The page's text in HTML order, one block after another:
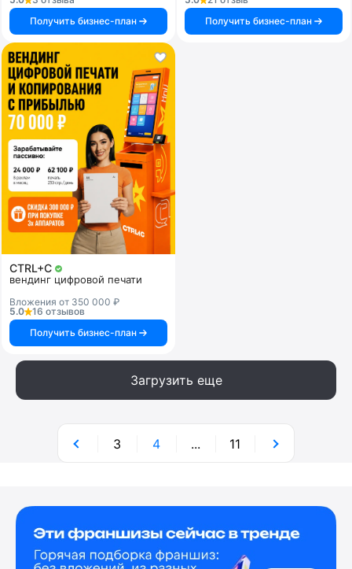
Получить бизнес-план
Получить бизнес-план
CTRL+C
вендинг цифровой печати
Вложения от 350 000 ₽
5.0
16 отзывов
Получить бизнес-план
Загрузить еще
3 4 ... 11